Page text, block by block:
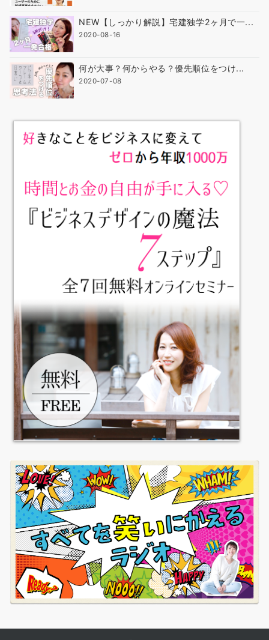
NEW【しっかり解説】宅建独学2ヶ月で一...
2020-08-16
何が大事？何からやる？優先順位をつけ...
2020-07-08